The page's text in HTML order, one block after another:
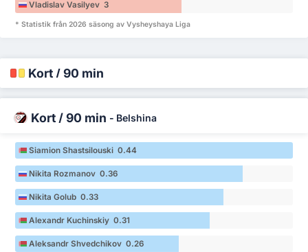
Vladislav Vasilyev 3
* Statistik från 2026 säsong av Vysheyshaya Liga
Kort / 90 min
Kort / 90 min - Belshina
Siamion Shastsilouski 0.44
Nikita Rozmanov 0.36
Nikita Golub 0.33
Alexandr Kuchinskiy 0.31
Aleksandr Shvedchikov 0.26